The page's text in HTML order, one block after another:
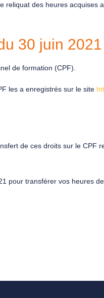
des heures acquises
30 juin
de formation (CPF).
les a enregistrés sur le site
de ces droits sur le CPF
pour transférer vos heures